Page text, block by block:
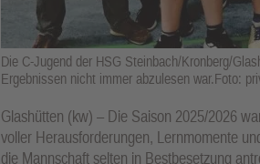
Die C-Jugend der HSG Steinbach/Kronberg/
Ergebnissen nicht immer abzulesen war.Foto:
Glashütten (kw) – Die Saison 2025/2026
voller Herausforderungen, Lernmomente
die Mannschaft selten in Bestbesetzung